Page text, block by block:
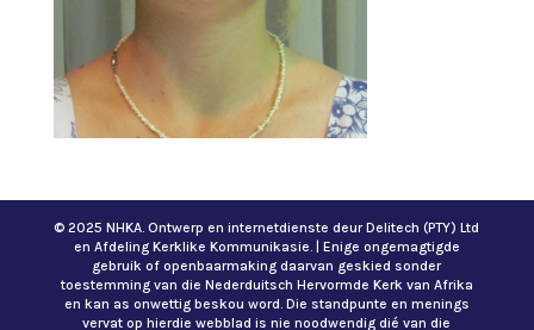
© 2025 NHKA. Ontwerp en internetdienste deur Delitech (PTY) Ltd
en Afdeling Kerklike Kommunikasie. | Enige ongemagtigde
gebruik of openbaarmaking daarvan geskied sonder
toestemming van die Nederduitsch Hervormde Kerk van Afrika
en kan as onwettig beskou word. Die standpunte en menings
vervat op hierdie webblad is nie noodwendig dié van die